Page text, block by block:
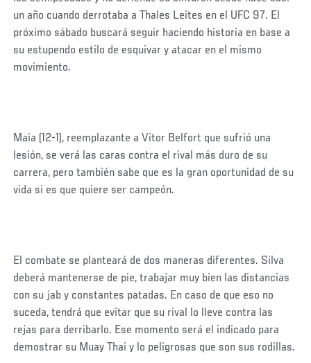
un año cuando derrotaba a Thales Leites en el UFC 97. El
próximo sábado buscará seguir haciendo historia en base a
su estupendo estilo de esquivar y atacar en el mismo
movimiento.
Maia (12-1), reemplazante a Vitor Belfort que sufrió una
lesión, se verá las caras contra el rival más duro de su
carrera, pero también sabe que es la gran oportunidad de su
vida si es que quiere ser campeón.
El combate se planteará de dos maneras diferentes. Silva
deberá mantenerse de pie, trabajar muy bien las distancias
con su jab y constantes patadas. En caso de que eso no
suceda, tendrá que evitar que su rival lo lleve contra las
rejas para derribarlo. Ese momento será el indicado para
demostrar su Muay Thai y lo peligrosas que son sus rodillas.